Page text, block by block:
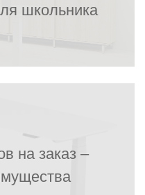
школьника
на заказ –